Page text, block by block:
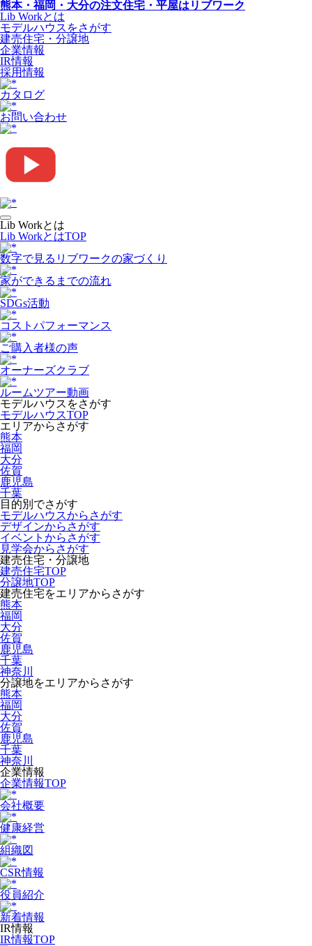
熊本・福岡・大分の注文住宅・平屋はリブワーク
Lib Workとは
モデルハウスをさがす
建売住宅・分譲地
企業情報
IR情報
採用情報
カタログ
お問い合わせ
Lib Workとは
Lib WorkとはTOP
数字で⾒るリブワークの家づくり
家ができるまでの流れ
SDGs活動
コストパフォーマンス
ご購入者様の声
オーナーズクラブ
ルームツアー動画
モデルハウスをさがす
モデルハウスTOP
エリアからさがす
熊本
福岡
大分
佐賀
鹿児島
千葉
目的別でさがす
モデルハウスからさがす
デザインからさがす
イベントからさがす
見学会からさがす
建売住宅・分譲地
建売住宅TOP
分譲地TOP
建売住宅をエリアからさがす
熊本
福岡
大分
佐賀
鹿児島
千葉
神奈川
分譲地をエリアからさがす
熊本
福岡
大分
佐賀
鹿児島
千葉
神奈川
企業情報
企業情報TOP
会社概要
健康経営
組織図
CSR情報
役員紹介
新着情報
IR情報
IR情報TOP